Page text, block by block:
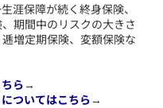
涯保障が続く終身保険、
期間中のリスクの大きさ
増定期保険、変額保険な
ら→
ついてはこちら→